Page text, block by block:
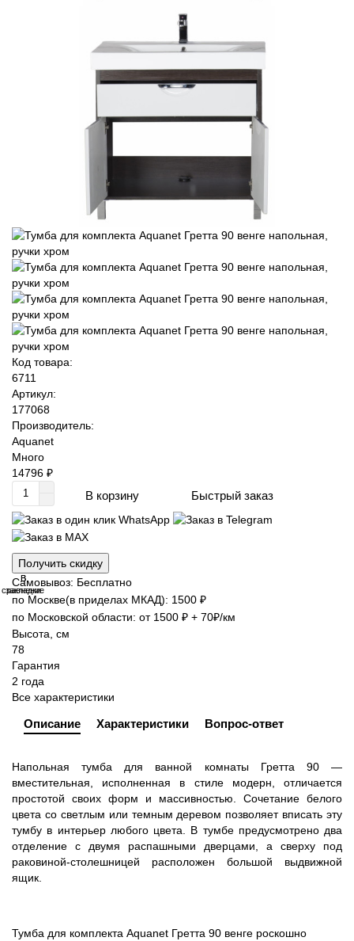
Код товара:
6711
Артикул:
177068
Производитель:
Aquanet
Много
14796 ₽
В корзину Быстрый заказ
Получить скидку
В
закладки
В
сравнение
Самовывоз: Бесплатно
по Москве(в приделах МКАД): 1500 ₽
по Московской области: от 1500 ₽ + 70₽/км
Высота, см
78
Гарантия
2 года
Все характеристики
Описание Характеристики Вопрос-ответ
Напольная тумба для ванной комнаты Гретта 90 —
вместительная, исполненная в стиле модерн, отличается
простотой своих форм и массивностью. Сочетание белого
цвета со светлым или темным деревом позволяет вписать эту
тумбу в интерьер любого цвета. В тумбе предусмотрено два
отделение с двумя распашными дверцами, а сверху под
раковиной-столешницей расположен большой выдвижной
ящик.
Тумба для комплекта Aquanet Гретта 90 венге роскошно